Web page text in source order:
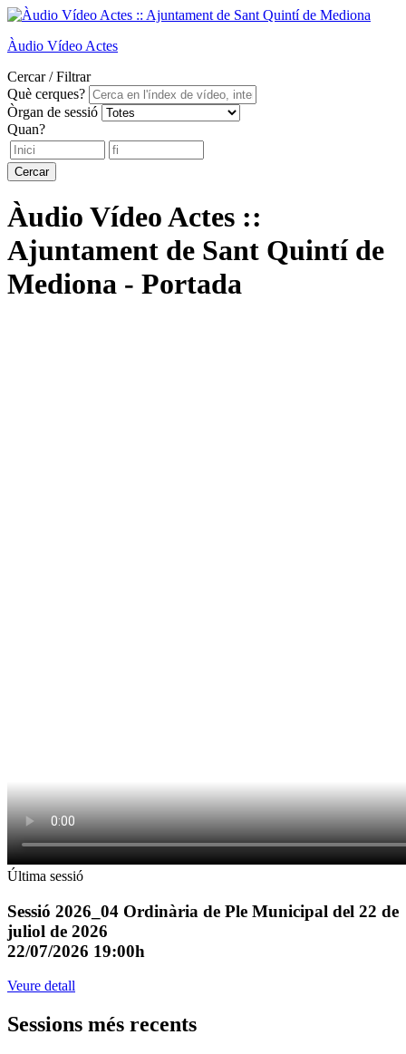
Àudio Vídeo Actes
Cercar / Filtrar
Què cerques?
Òrgan de sessió
Quan?
Cercar
Àudio Vídeo Actes ::
Ajuntament de Sant Quintí de
Mediona - Portada
Última sessió
Sessió 2026_04 Ordinària de Ple Municipal del 22 de
juliol de 2026
22/07/2026 19:00h
Veure detall
Sessions més recents